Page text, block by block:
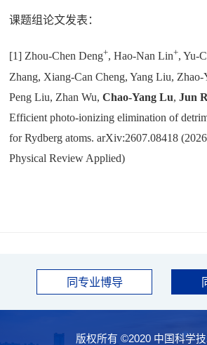
课题组论文发表：
[1] Zhou-Chen Deng+, Hao-Nan Lin+, Yu-
Zhang, Xiang-Can Cheng, Yang Liu, Zhao-
Peng Liu, Zhan Wu,Chao-Yang Lu,Jun
Efficient photo-ionizing elimination of
for Rydberg atoms. arXiv:2607.08418
Physical Review Applied)
同专业博导
版权所有 ©2020 中国科学